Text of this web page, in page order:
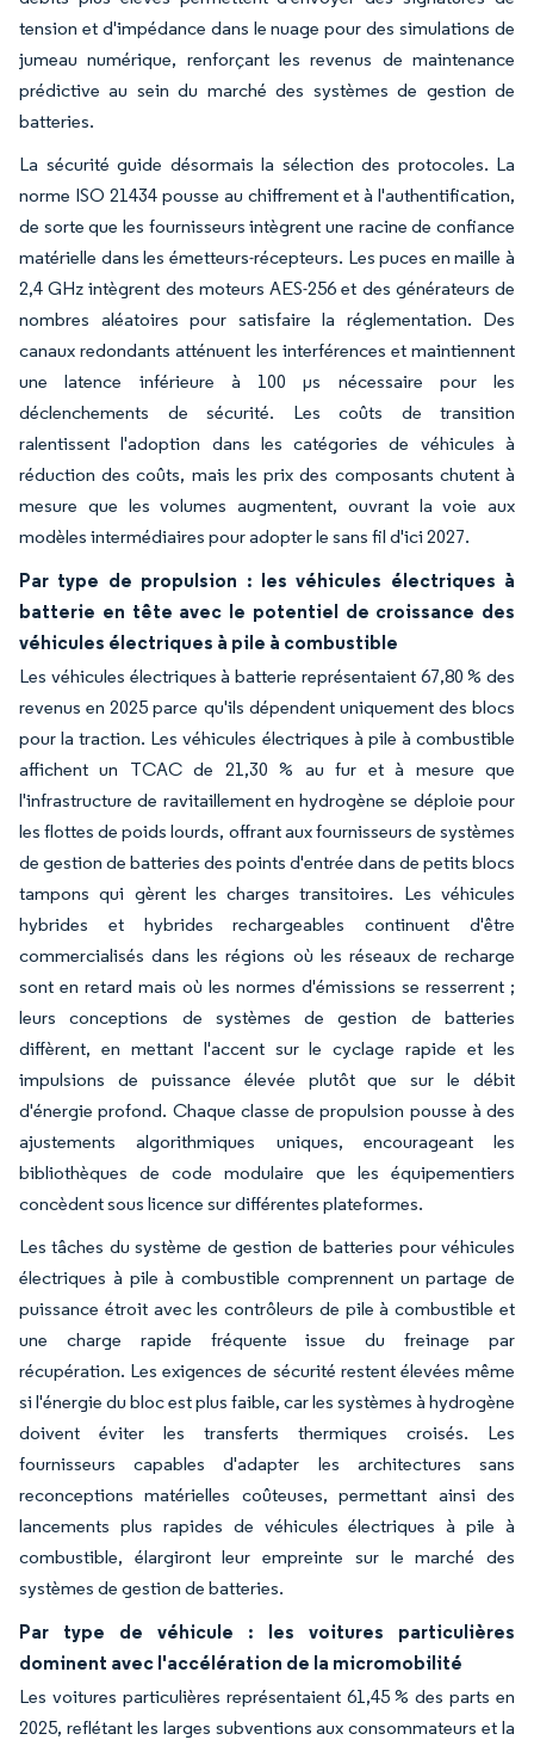
tension et d'impédance dans le nuage pour des simulations de
jumeau numérique, renforçant les revenus de maintenance
prédictive au sein du marché des systèmes de gestion de
batteries.
La sécurité guide désormais la sélection des protocoles. La
norme ISO 21434 pousse au chiffrement et à l'authentification,
de sorte que les fournisseurs intègrent une racine de confiance
matérielle dans les émetteurs-récepteurs. Les puces en maille à
2,4 GHz intègrent des moteurs AES-256 et des générateurs de
nombres aléatoires pour satisfaire la réglementation. Des
canaux redondants atténuent les interférences et maintiennent
une latence inférieure à 100 µs nécessaire pour les
déclenchements de sécurité. Les coûts de transition
ralentissent l'adoption dans les catégories de véhicules à
réduction des coûts, mais les prix des composants chutent à
mesure que les volumes augmentent, ouvrant la voie aux
modèles intermédiaires pour adopter le sans fil d'ici 2027.
Par type de propulsion : les véhicules électriques à
batterie en tête avec le potentiel de croissance des
véhicules électriques à pile à combustible
Les véhicules électriques à batterie représentaient 67,80 % des
revenus en 2025 parce qu'ils dépendent uniquement des blocs
pour la traction. Les véhicules électriques à pile à combustible
affichent un TCAC de 21,30 % au fur et à mesure que
l'infrastructure de ravitaillement en hydrogène se déploie pour
les flottes de poids lourds, offrant aux fournisseurs de systèmes
de gestion de batteries des points d'entrée dans de petits blocs
tampons qui gèrent les charges transitoires. Les véhicules
hybrides et hybrides rechargeables continuent d'être
commercialisés dans les régions où les réseaux de recharge
sont en retard mais où les normes d'émissions se resserrent ;
leurs conceptions de systèmes de gestion de batteries
diffèrent, en mettant l'accent sur le cyclage rapide et les
impulsions de puissance élevée plutôt que sur le débit
d'énergie profond. Chaque classe de propulsion pousse à des
ajustements algorithmiques uniques, encourageant les
bibliothèques de code modulaire que les équipementiers
concèdent sous licence sur différentes plateformes.
Les tâches du système de gestion de batteries pour véhicules
électriques à pile à combustible comprennent un partage de
puissance étroit avec les contrôleurs de pile à combustible et
une charge rapide fréquente issue du freinage par
récupération. Les exigences de sécurité restent élevées même
si l'énergie du bloc est plus faible, car les systèmes à hydrogène
doivent éviter les transferts thermiques croisés. Les
fournisseurs capables d'adapter les architectures sans
reconceptions matérielles coûteuses, permettant ainsi des
lancements plus rapides de véhicules électriques à pile à
combustible, élargiront leur empreinte sur le marché des
systèmes de gestion de batteries.
Par type de véhicule : les voitures particulières
dominent avec l'accélération de la micromobilité
Les voitures particulières représentaient 61,45 % des parts en
2025, reflétant les larges subventions aux consommateurs et la